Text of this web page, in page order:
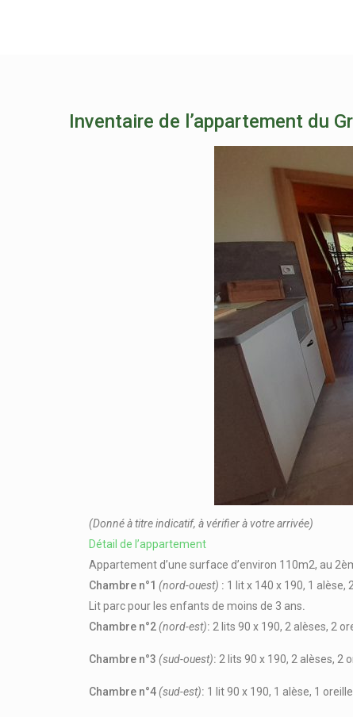
Inventaire de l’appartement du
(Donné à titre indicatif, à vérifier à votre arrivée)
Détail de l’appartement
Appartement d’une surface d’environ 110m2, au
Chambre n°1 (nord-ouest) : 1 lit x 140 x 190, 1 alèse,
Lit parc pour les enfants de moins de 3 ans.
Chambre n°2(nord-est): 2 lits 90 x 190, 2 alèses, 2
Chambre n°3 (sud-ouest): 2 lits 90 x 190, 2 alèses, 2
Chambre n°4(sud-est): 1 lit 90 x 190, 1 alèse, 1